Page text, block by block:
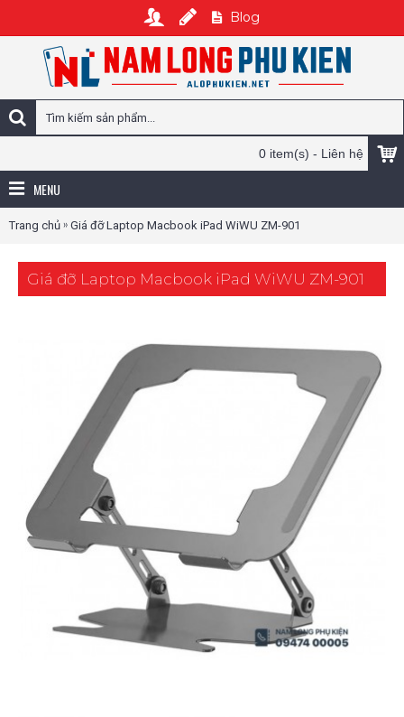
Blog
0 item(s) - Liên hệ
MENU
Trang chủ » Giá đỡ Laptop Macbook iPad WiWU ZM-901
Giá đỡ Laptop Macbook iPad WiWU ZM-901